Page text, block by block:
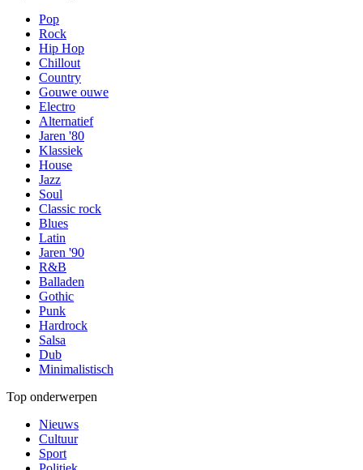
Pop
Rock
Hip Hop
Chillout
Country
Gouwe ouwe
Electro
Alternatief
Jaren '80
Klassiek
House
Jazz
Soul
Classic rock
Blues
Latin
Jaren '90
R&B
Balladen
Gothic
Punk
Hardrock
Salsa
Dub
Minimalistisch
Top onderwerpen
Nieuws
Cultuur
Sport